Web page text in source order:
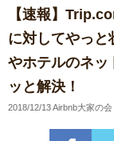
【速報】
に対してやっと
やホテルのネッ
ッと解決！
2018/12/13 Airbnb大家の会